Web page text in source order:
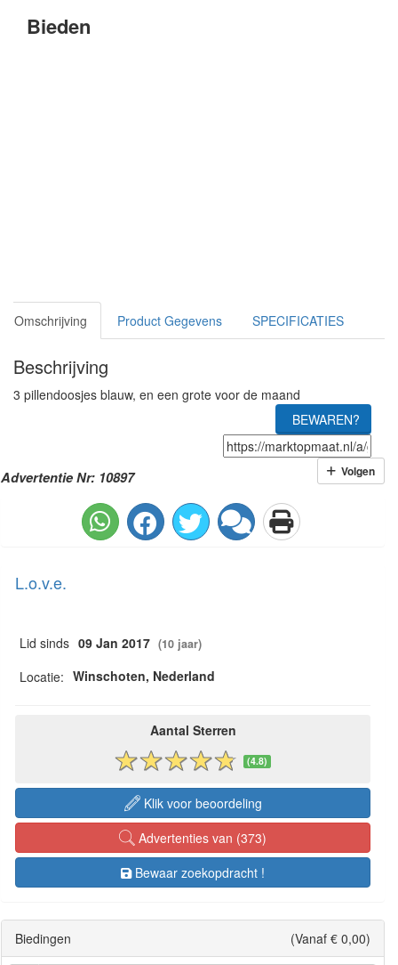
Bieden
Omschrijving Product Gegevens SPECIFICATIES
Beschrijving
3 pillendoosjes blauw, en een grote voor de maand
BEWAREN?
Advertentie Nr: 10897 Volgen
L.o.v.e.
Lid sinds 09 Jan 2017 (10 jaar)
Locatie: Winschoten, Nederland
Aantal Sterren
(4.8)
Klik voor beoordeling
Advertenties van (373)
Bewaar zoekopdracht !
Biedingen (Vanaf € 0,00)